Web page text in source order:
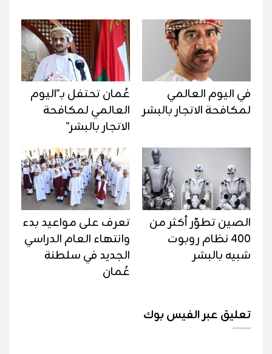
في اليوم العالمي
لمكافحة الاتجار بالبشر
عُمان تحتفل بـ"اليوم
العالمي لمكافحة
الاتجار بالبشر"
الصين تطوّر أكثر من
400 نظام روبوت
شبيه بالبشر
تعرف على مواعيد بدء
وانتهاء العام الدراسي
الجديد في سلطنة
عُمان
تعليق عبر الفيس بوك